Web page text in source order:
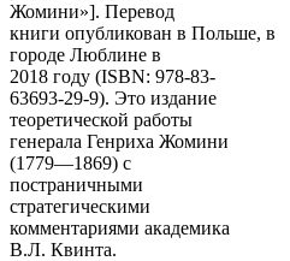
Жомини»]. Перевод
книги опубликован в Польше, в
городе Люблине в
2018 году (ISBN: 978-83-
63693-29-9). Это издание
теоретической работы
генерала Генриха Жомини
(1779—1869) с
постраничными
стратегическими
комментариями академика
В.Л. Квинта.